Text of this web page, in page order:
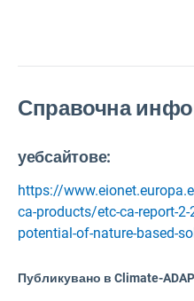
Справочна
уебсайтове:
https://
ca-products/etc-ca-report-
potential-of-nature-based-
Публикувано в Climate-